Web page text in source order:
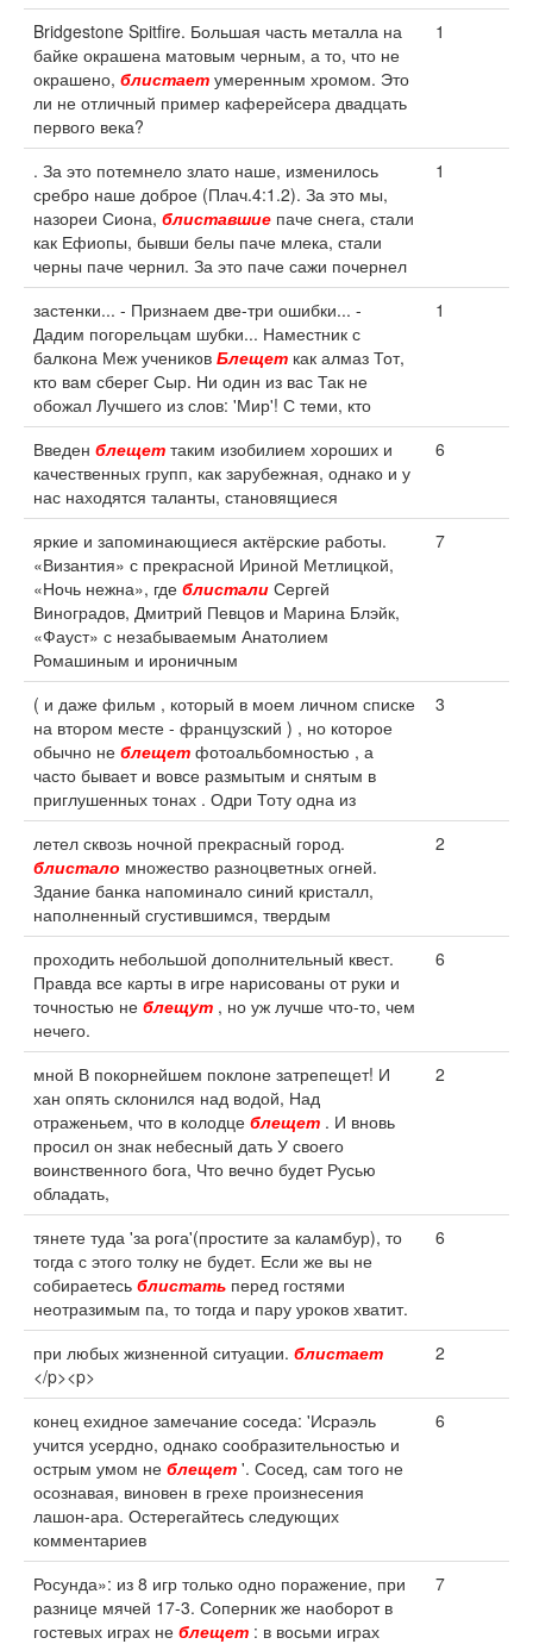
Bridgestone Spitfire. Большая часть металла на
байке окрашена матовым черным, а то, что не
окрашено, блистает умеренным хромом. Это
ли не отличный пример каферейсера двадцать
первого века?
1
. За это потемнело злато наше, изменилось
сребро наше доброе (Плач.4:1.2). За это мы,
назореи Сиона, блиставшие паче снега, стали
как Ефиопы, бывши белы паче млека, стали
черны паче чернил. За это паче сажи почернел
1
застенки... - Признаем две-три ошибки... -
Дадим погорельцам шубки... Наместник с
балкона Меж учеников Блещет как алмаз Тот,
кто вам сберег Сыр. Ни один из вас Так не
обожал Лучшего из слов: 'Мир'! С теми, кто
1
Введен блещет таким изобилием хороших и
качественных групп, как зарубежная, однако и у
нас находятся таланты, становящиеся
6
яркие и запоминающиеся актёрские работы.
«Византия» с прекрасной Ириной Метлицкой,
«Ночь нежна», где блистали Сергей
Виноградов, Дмитрий Певцов и Марина Блэйк,
«Фауст» с незабываемым Анатолием
Ромашиным и ироничным
7
( и даже фильм , который в моем личном списке
на втором месте - французский ) , но которое
обычно не блещет фотоальбомностью , а
часто бывает и вовсе размытым и снятым в
приглушенных тонах . Одри Тоту одна из
3
летел сквозь ночной прекрасный город.
блистало множество разноцветных огней.
Здание банка напоминало синий кристалл,
наполненный сгустившимся, твердым
2
проходить небольшой дополнительный квест.
Правда все карты в игре нарисованы от руки и
точностью не блещут , но уж лучше что-то, чем
нечего.
6
мной В покорнейшем поклоне затрепещет! И
хан опять склонился над водой, Над
отраженьем, что в колодце блещет . И вновь
просил он знак небесный дать У своего
воинственного бога, Что вечно будет Русью
обладать,
2
тянете туда 'за рога'(простите за каламбур), то
тогда с этого толку не будет. Если же вы не
собираетесь блистать перед гостями
неотразимым па, то тогда и пару уроков хватит.
6
при любых жизненной ситуации. блистает
</p><p>
2
конец ехидное замечание соседа: 'Исраэль
учится усердно, однако сообразительностью и
острым умом не блещет '. Сосед, сам того не
осознавая, виновен в грехе произнесения
лашон-ара. Остерегайтесь следующих
комментариев
6
Росунда»: из 8 игр только одно поражение, при
разнице мячей 17-3. Соперник же наоборот в
гостевых играх не блещет : в восьми играх
7